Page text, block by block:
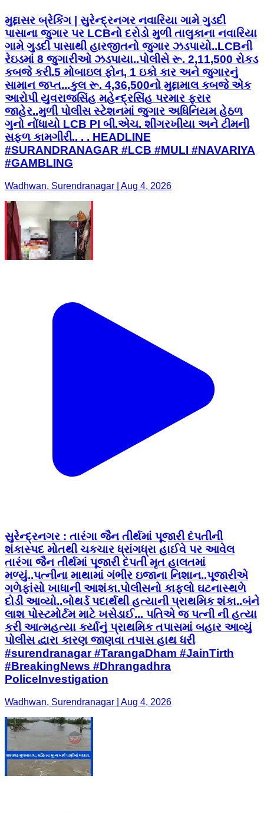
મુદ્દાસર બ્રેકિંગ | સુરેન્દ્રનગર નવારિયા ગામે ગુડદી
પાસાના જુગાર પર LCBનો દરોડો મુળી તાલુકાના નવારિયા
ગામે ગુડદી પાસાથી હારજીતનો જુગાર ઝડપાયો..LCBની
રેઇડમાં 8 જુગારીઓ ઝડપાયા..પોલીસે રૂ. 2,11,500 રોકડ
કબજે કરી.5 મોબાઇલ ફોન, 1 ઇકો કાર અને જુગારનું
સામાન જપ્ત...કુલ રૂ. 4,36,500નો મુદ્દામાલ કબજે એક
આરોપી યુવરાજસિંહ મહેન્દ્રસિંહ પરમાર ફરાર
જાહેર..મુળી પોલીસ સ્ટેશનમાં જુગાર અધિનિયમ હેઠળ
ગુનો નોંધાયો LCB PI બી.એચ. શીંગરખીયા અને ટીમની
સફળ કામગીરી.. . . HEADLINE
#SURANDRANAGAR #LCB #MULI #NAVARIYA
#GAMBLING
Wadhwan, Surendranagar | Aug 4, 2026
સુરેન્દ્રનગર : તારંગા જૈન તીર્થમાં પૂજારી દંપતીની
શંકાસ્પદ મોતથી ચકચાર ધ્રાંગધ્રા હાઈવે પર આવેલ
તારંગા જૈન તીર્થમાં પૂજારી દંપતી મૃત હાલતમાં
મળ્યું..પત્નીના માથામાં ગંભીર ઇજાના નિશાન..પૂજારીએ
ગળેફાંસો ખાધાની આશંકા.પોલીસનો કાફલો ઘટનાસ્થળે
દોડી આવ્યો..બોથર્ડ પદાર્થથી હત્યાની પ્રાથમિક શંકા..બંને
લાશ પોસ્ટમોર્ટમ માટે ખસેડાઈ... પતિએ જ પત્ની ની હત્યા
કરી આત્મહત્યા કર્યાનું પ્રાથમિક તપાસમાં બહાર આવ્યું
પોલીસ દ્વારા કારણ જાણવા તપાસ હાથ ધરી
#surendranagar #TarangaDham #JainTirth
#BreakingNews #Dhrangadhra
PoliceInvestigation
Wadhwan, Surendranagar | Aug 4, 2026